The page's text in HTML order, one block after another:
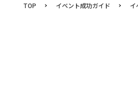
TOP イベント成功ガイド イ